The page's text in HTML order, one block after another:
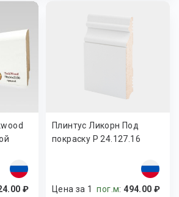
₽
Плинтус Ликорн Под
покраску Р 24.127.16
Цена за 1пог.м:494.00 ₽